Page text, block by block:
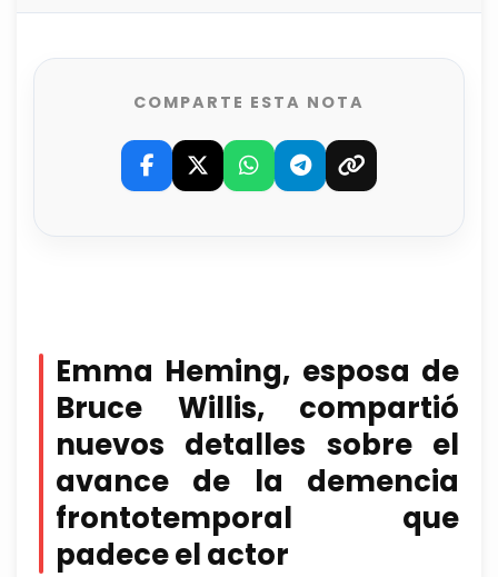
COMPARTE ESTA NOTA
Emma Heming, esposa de
Bruce Willis, compartió
nuevos detalles sobre el
avance de la demencia
frontotemporal que
padece el actor